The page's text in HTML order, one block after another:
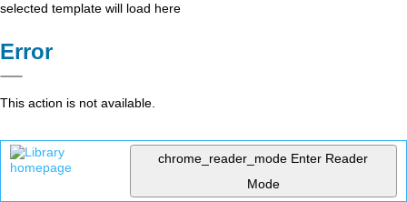
selected template will load here
Error
This action is not available.
chrome_reader_mode Enter Reader
Mode